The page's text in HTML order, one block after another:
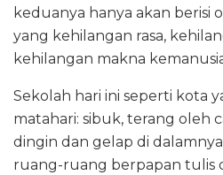
keduanya hanya akan berisi
yang kehilangan rasa,
kehilangan makna
Sekolah hari ini seperti kota
matahari: sibuk, terang oleh
dingin dan gelap di
ruang-ruang berpapan tulis